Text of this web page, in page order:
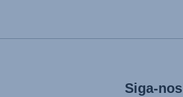
Siga-nos